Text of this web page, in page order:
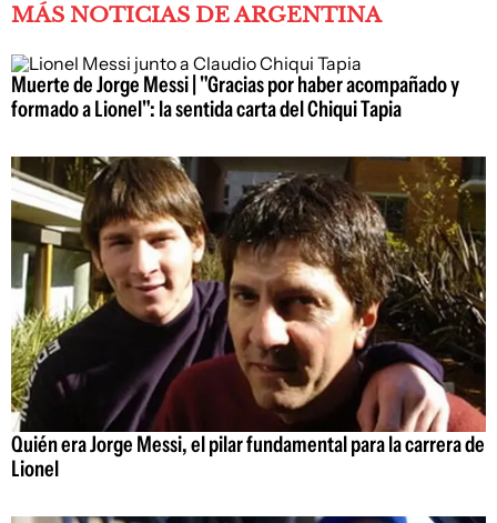
MÁS NOTICIAS DE ARGENTINA
Muerte de Jorge Messi | "Gracias por haber acompañado y
formado a Lionel": la sentida carta del Chiqui Tapia
Quién era Jorge Messi, el pilar fundamental para la carrera de
Lionel